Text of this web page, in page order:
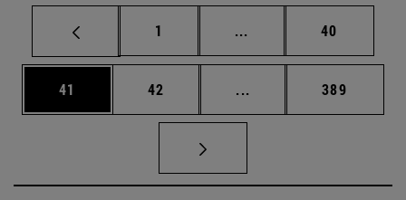
Página
1 ... Páginas intermedias
Página
40
Página
41 Página
42 ... Páginas intermedias
Página
389